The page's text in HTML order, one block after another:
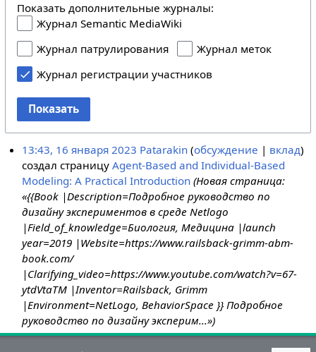
Показать дополнительные журналы:
Журнал Semantic MediaWiki
Журнал патрулирования
Журнал меток
Журнал регистрации участников
Показать
13:43, 16 января 2023 Patarakin обсуждение
вклад
создал страницуAgent-Based and Individual-Based
Modeling: A Practical Introduction (Новая страница:
«{{Book |Description=Подробное руководство по
дизайну экспериментов в среде Netlogo
|Field_of_knowledge=Биология, Медицина |launch
year=2019 |Website=https://www.railsback-grimm-abm-
book.com/
|Clarifying_video=https://www.youtube.com/watch?v=67-
ytdVtaTM |Inventor=Railsback, Grimm
|Environment=NetLogo, BehaviorSpace }} Подробное
руководство по дизайну эксперим...»)